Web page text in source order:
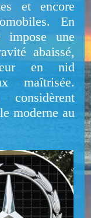
et encore
En
une
abaissé,
en nid
maîtrisée.
moderne au